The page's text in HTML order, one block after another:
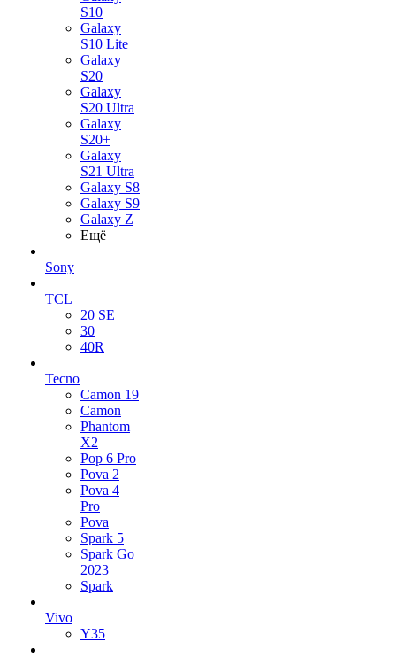
S10
Galaxy
S10 Lite
Galaxy
S20
Galaxy
S20 Ultra
Galaxy
S20+
Galaxy
S21 Ultra
Galaxy S8
Galaxy S9
Galaxy Z
Ещё
Sony
TCL
20 SE
30
40R
Tecno
Camon 19
Camon
Phantom
X2
Pop 6 Pro
Pova 2
Pova 4
Pro
Pova
Spark 5
Spark Go
2023
Spark
Vivo
Y35